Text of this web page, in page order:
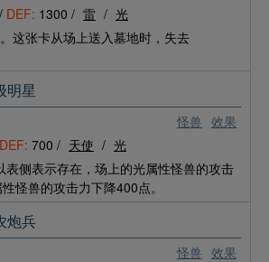
DEF: 1300 / 雷 / 光
这张卡从场上送入墓地时，失去
怪兽 效果
明星
DEF: 700 / 天使 / 光
表侧表示存在，场上的光属性怪兽的攻击
怪兽的攻击力下降400点。
怪兽 效果
炮兵